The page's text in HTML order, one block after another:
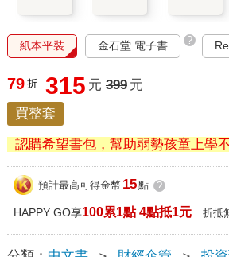
紙本平裝 金石堂 電子書 ?
79 折 315 元 399 元
買整套
認購希望書包，幫助弱勢孩童上學
預計最高可得金幣 15點 ?
HAPPY GO享100累1點 4點抵1元 折抵